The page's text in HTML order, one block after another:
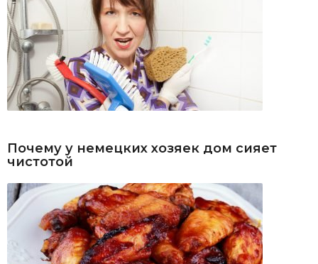
Почему у немецких хозяек дом сияет
чистотой